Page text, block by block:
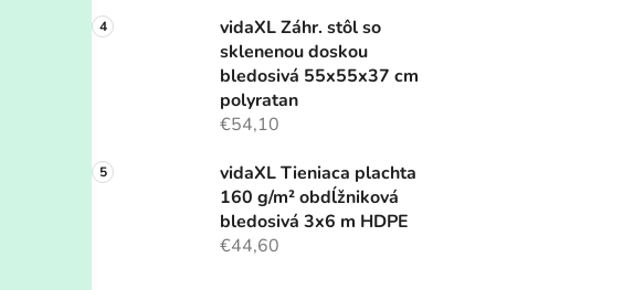
vidaXL Záhr. stôl so
sklenenou doskou
bledosivá 55x55x37 cm
polyratan
€54,10
vidaXL Tieniaca plachta
160 g/m² obdĺžniková
bledosivá 3x6 m HDPE
€44,60